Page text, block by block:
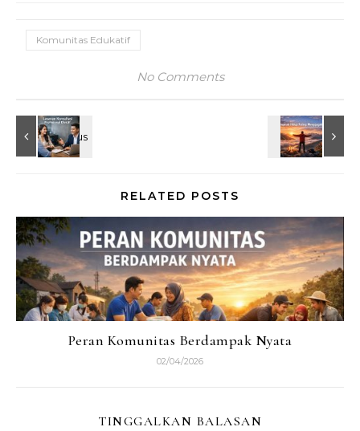
Komunitas Edukatif
No Comments
RELATED POSTS
Peran Komunitas Berdampak Nyata
02/04/2026
TINGGALKAN BALASAN